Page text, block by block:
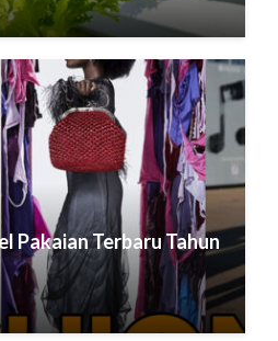
Pakaian Terbaru Tahun